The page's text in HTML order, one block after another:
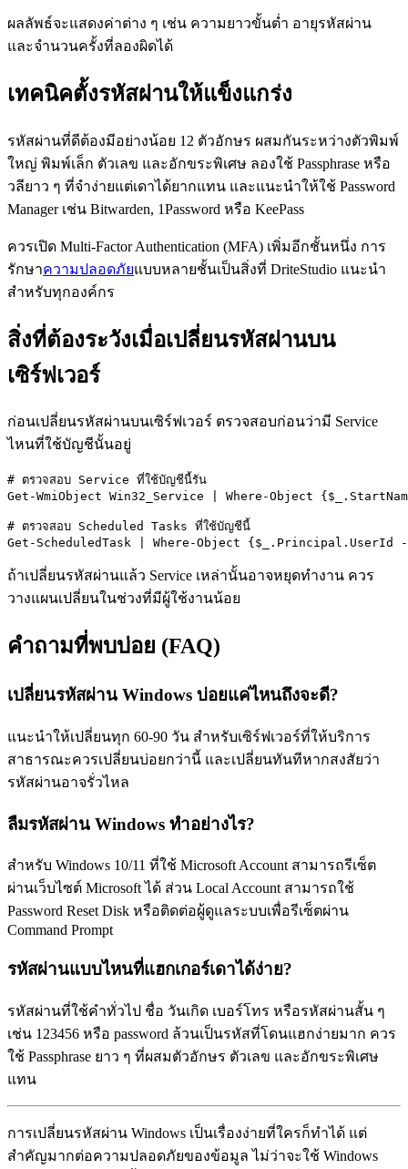
ผลลัพธ์จะแสดงค่าต่าง ๆ เช่น ความยาวขั้นต่ำ อายุรหัสผ่าน
และจำนวนครั้งที่ลองผิดได้
เทคนิคตั้งรหัสผ่านให้แข็งแกร่ง
รหัสผ่านที่ดีต้องมีอย่างน้อย 12 ตัวอักษร ผสมกันระหว่างตัวพิมพ์
ใหญ่ พิมพ์เล็ก ตัวเลข และอักขระพิเศษ ลองใช้ Passphrase หรือ
วลียาว ๆ ที่จำง่ายแต่เดาได้ยากแทน และแนะนำให้ใช้ Password
Manager เช่น Bitwarden, 1Password หรือ KeePass
ควรเปิด Multi-Factor Authentication (MFA) เพิ่มอีกชั้นหนึ่ง การ
รักษาความปลอดภัยแบบหลายชั้นเป็นสิ่งที่ DriteStudio แนะนำ
สำหรับทุกองค์กร
สิ่งที่ต้องระวังเมื่อเปลี่ยนรหัสผ่านบน
เซิร์ฟเวอร์
ก่อนเปลี่ยนรหัสผ่านบนเซิร์ฟเวอร์ ตรวจสอบก่อนว่ามี Service
ไหนที่ใช้บัญชีนั้นอยู่
# ตรวจสอบ Service ที่ใช้บัญชีนี้รัน
Get-WmiObject Win32_Service | Where-Object
# ตรวจสอบ Scheduled Tasks ที่ใช้บัญชีนี้
Get-ScheduledTask | Where-Object
ถ้าเปลี่ยนรหัสผ่านแล้ว Service เหล่านั้นอาจหยุดทำงาน ควร
วางแผนเปลี่ยนในช่วงที่มีผู้ใช้งานน้อย
คำถามที่พบบ่อย (FAQ)
เปลี่ยนรหัสผ่าน Windows บ่อยแค่ไหนถึงจะดี?
แนะนำให้เปลี่ยนทุก 60-90 วัน สำหรับเซิร์ฟเวอร์ที่ให้บริการ
สาธารณะควรเปลี่ยนบ่อยกว่านี้ และเปลี่ยนทันทีหากสงสัยว่า
รหัสผ่านอาจรั่วไหล
ลืมรหัสผ่าน Windows ทำอย่างไร?
สำหรับ Windows 10/11 ที่ใช้ Microsoft Account สามารถรีเซ็ต
ผ่านเว็บไซต์ Microsoft ได้ ส่วน Local Account สามารถใช้
Password Reset Disk หรือติดต่อผู้ดูแลระบบเพื่อรีเซ็ตผ่าน
Command Prompt
รหัสผ่านแบบไหนที่แฮกเกอร์เดาได้ง่าย?
รหัสผ่านที่ใช้คำทั่วไป ชื่อ วันเกิด เบอร์โทร หรือรหัสผ่านสั้น ๆ
เช่น 123456 หรือ password ล้วนเป็นรหัสที่โดนแฮกง่ายมาก ควร
ใช้ Passphrase ยาว ๆ ที่ผสมตัวอักษร ตัวเลข และอักขระพิเศษ
แทน
การเปลี่ยนรหัสผ่าน Windows เป็นเรื่องง่ายที่ใครก็ทำได้ แต่
สำคัญมากต่อความปลอดภัยของข้อมูล ไม่ว่าจะใช้ Windows